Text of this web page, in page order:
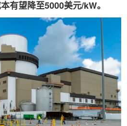
有望降至5000美元/kW。